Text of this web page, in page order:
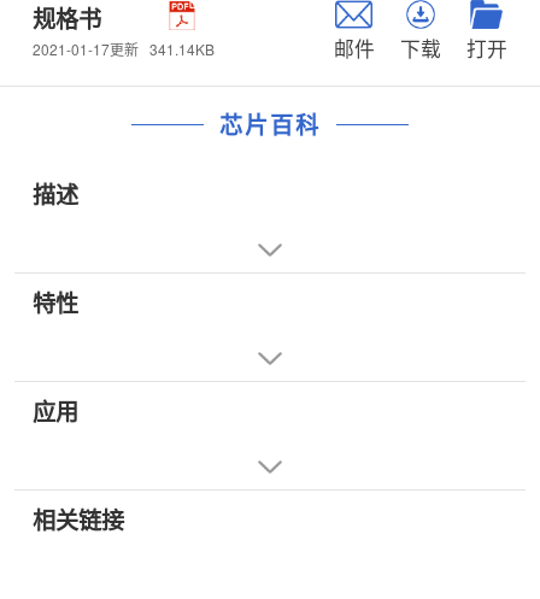
规格书
2021-01-17更新 341.14KB 邮件 下载 打开
芯片百科
描述
特性
应用
相关链接